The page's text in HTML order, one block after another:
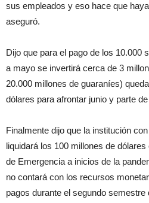
sus empleados y eso hace que
aseguró.
Dijo que para el pago de los 10.000
a mayo se invertirá cerca de 3
20.000 millones de guaraníes)
dólares para afrontar junio y parte de
Finalmente dijo que la institución
liquidará los 100 millones de
de Emergencia a inicios de la
no contará con los recursos
pagos durante el segundo semestre